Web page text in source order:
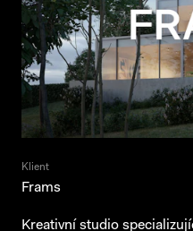
Klient
Frams
Kreativní studio